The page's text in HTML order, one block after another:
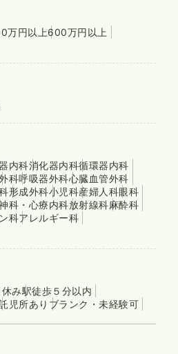
万円以上600万円以上
内科消化器内科循環器内科
科呼吸器外科心臓血管外科
形成外科小児科産婦人科眼科
科・心療内科放射線科麻酔科
科アレルギー科
み駅徒歩５分以内
児所あり ブランク・未経験可